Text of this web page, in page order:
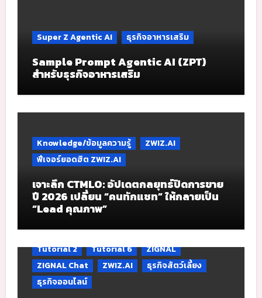
Super Z Agentic AI ธุรกิจอาหารเสริม
Sample Prompt Agentic AI (ZPT)
สำหรับธุรกิจอาหารเสริม
Knowledge/ข้อมูลความรู้
ZWIZ.AI
ฟีเจอร์ยอดฮิต ZWIZ.AI
เจาะลึก CTMLO: อัปเดตกลยุทธ์ปิดการขาย
ปี 2026 เปลี่ยน “คนทักแชท” ให้กลายเป็น
“Lead คุณภาพ”
Tutorial 2 Tutorial 6
ZIGNAL
ZIGNAL Chat
ZWIZ.AI
ธุรกิจสัตว์เลี้ยง
ธุรกิจออนไลน์